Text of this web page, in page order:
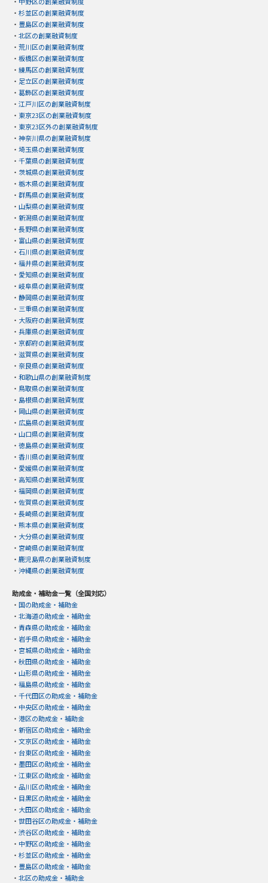
・ 杉並区の創業融資制度
・ 豊島区の創業融資制度
・ 北区の創業融資制度
・ 荒川区の創業融資制度
・ 板橋区の創業融資制度
・ 練馬区の創業融資制度
・ 足立区の創業融資制度
・ 葛飾区の創業融資制度
・ 江戸川区の創業融資制度
・ 東京23区の創業融資制度
・ 東京23区外の創業融資制度
・ 神奈川県の創業融資制度
・ 埼玉県の創業融資制度
・ 千葉県の創業融資制度
・ 茨城県の創業融資制度
・ 栃木県の創業融資制度
・ 群馬県の創業融資制度
・ 山梨県の創業融資制度
・ 新潟県の創業融資制度
・ 長野県の創業融資制度
・ 富山県の創業融資制度
・ 石川県の創業融資制度
・ 福井県の創業融資制度
・ 愛知県の創業融資制度
・ 岐阜県の創業融資制度
・ 静岡県の創業融資制度
・ 三重県の創業融資制度
・ 大阪府の創業融資制度
・ 兵庫県の創業融資制度
・ 京都府の創業融資制度
・ 滋賀県の創業融資制度
・ 奈良県の創業融資制度
・ 和歌山県の創業融資制度
・ 鳥取県の創業融資制度
・ 島根県の創業融資制度
・ 岡山県の創業融資制度
・ 広島県の創業融資制度
・ 山口県の創業融資制度
・ 徳島県の創業融資制度
・ 香川県の創業融資制度
・ 愛媛県の創業融資制度
・ 高知県の創業融資制度
・ 福岡県の創業融資制度
・ 佐賀県の創業融資制度
・ 長崎県の創業融資制度
・ 熊本県の創業融資制度
・ 大分県の創業融資制度
・ 宮崎県の創業融資制度
・ 鹿児島県の創業融資制度
・ 沖縄県の創業融資制度
助成金・補助金一覧（全国対応）
・ 国の助成金・補助金
・ 北海道の助成金・補助金
・ 青森県の助成金・補助金
・ 岩手県の助成金・補助金
・ 宮城県の助成金・補助金
・ 秋田県の助成金・補助金
・ 山形県の助成金・補助金
・ 福島県の助成金・補助金
・ 千代田区の助成金・補助金
・ 中央区の助成金・補助金
・ 港区の助成金・補助金
・ 新宿区の助成金・補助金
・ 文京区の助成金・補助金
・ 台東区の助成金・補助金
・ 墨田区の助成金・補助金
・ 江東区の助成金・補助金
・ 品川区の助成金・補助金
・ 目黒区の助成金・補助金
・ 大田区の助成金・補助金
・ 世田谷区の助成金・補助金
・ 渋谷区の助成金・補助金
・ 中野区の助成金・補助金
・ 杉並区の助成金・補助金
・ 豊島区の助成金・補助金
・ 北区の助成金・補助金